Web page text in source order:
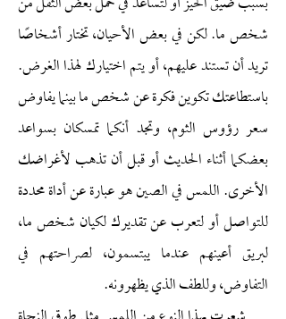
شخص ما. لكن في بعض الأحيان، تختار أشخاصًا
تريد أن تستند عليهم، أو يتم اختيارك لهذا الغرض.
باستطاعتك تكوين فكرة عن شخص ما بينما يفاوض
سعر رؤوس الثوم، وتجد أنكما تمسكان بسواعد
بعضكما أثناء الحديث أو قبل أن تذهب لأغراضك
الأخرى. اللمس في الصين هو عبارة عن أداة محددة
للتواصل أو لتعرب عن تقديرك لكيان شخص ما،
لبريق أعينهم عندما يبتسمون، لصراحتهم في
التفاوض، وللطف الذي يظهرونه.